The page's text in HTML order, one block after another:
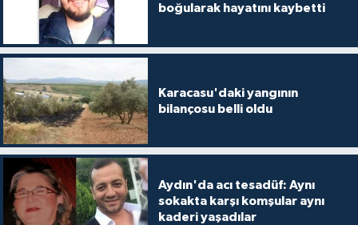
boğularak hayatını kaybetti
Karacasu'daki yangının
bilançosu belli oldu
Aydın'da acı tesadüf: Aynı
sokakta karşı komşular aynı
kaderi yaşadılar